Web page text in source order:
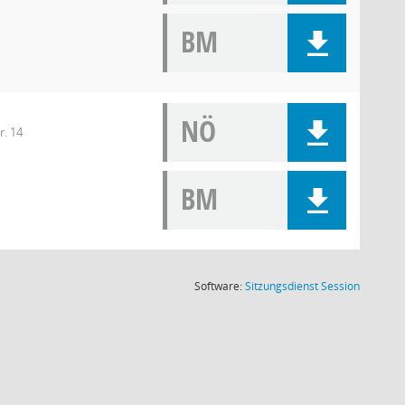
BM
14
NÖ
BM
Software:SitzungsdienstSession(Wird in